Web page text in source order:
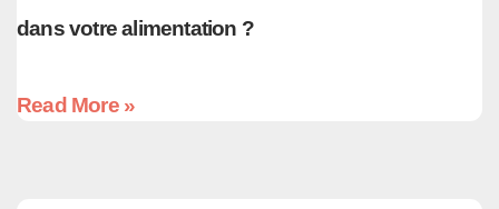
dans votre alimentation ?
Read More »